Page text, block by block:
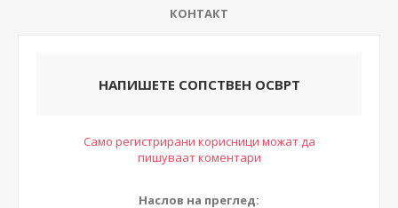
КОНТАКТ
НАПИШЕТЕ СОПСТВЕН ОСВРТ
Само регистрирани корисници можат да
пишуваат коментари
Наслов на преглед: